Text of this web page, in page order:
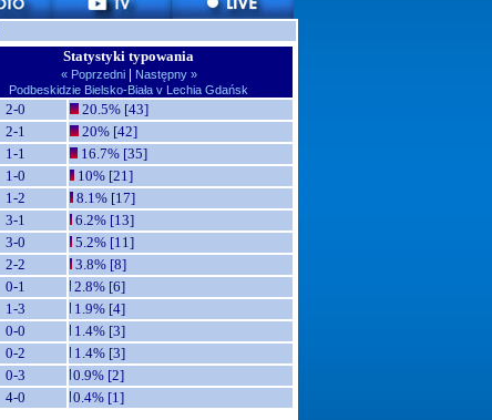
Statystyki typowania
« Poprzedni | Następny »
Podbeskidzie Bielsko-Biała v Lechia Gdańsk
2-0
20.5% [43]
2-1
20% [42]
1-1
16.7% [35]
1-0
10% [21]
1-2
8.1% [17]
3-1
6.2% [13]
3-0
5.2% [11]
2-2
3.8% [8]
0-1
2.8% [6]
1-3
1.9% [4]
0-0
1.4% [3]
0-2
1.4% [3]
0-3
0.9% [2]
4-0
0.4% [1]